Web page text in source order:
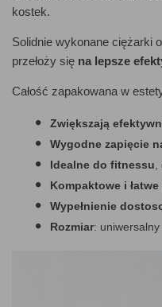
kostek.
Solidnie wykonane ciężarki
przełoży się na lepsze
Całość zapakowana w
Zwiększają
Wygodne zapięcie
Idealne do fitnessu
Kompaktowe i
Wypełnienie
Rozmiar: uniwersalny